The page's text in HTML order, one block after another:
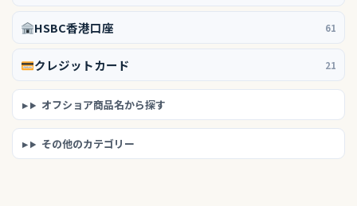
HSBC香港口座 61
クレジットカード 21
オフショア商品名から探す
その他のカテゴリー